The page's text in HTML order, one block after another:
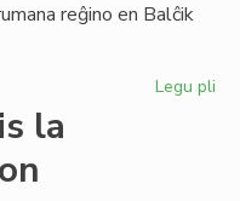
reĝino en Balĉik
Legu pli
la